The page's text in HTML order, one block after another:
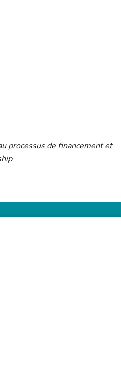
processus de financement et